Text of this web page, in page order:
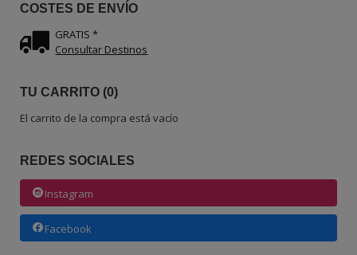
COSTES DE ENVÍO
GRATIS *
Consultar Destinos
TU CARRITO (0)
El carrito de la compra está vacío
REDES SOCIALES
Instagram
Facebook